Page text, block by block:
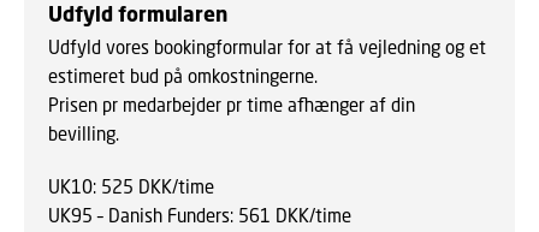
Udfyld formularen
Udfyld vores bookingformular for at få vejledning og et
estimeret bud på omkostningerne.
Prisen pr medarbejder pr time afhænger af din
bevilling.
UK10: 525 DKK/time
UK95 – Danish Funders: 561 DKK/time